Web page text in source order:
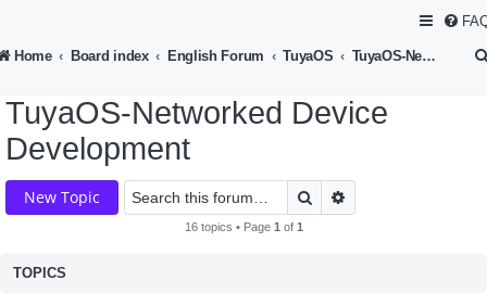
Home Board index English Forum TuyaOS TuyaOS-Networked Device Development
TuyaOS-Networked Device
Development
New Topic Search
16 topics • Page 1 of 1
TOPICS